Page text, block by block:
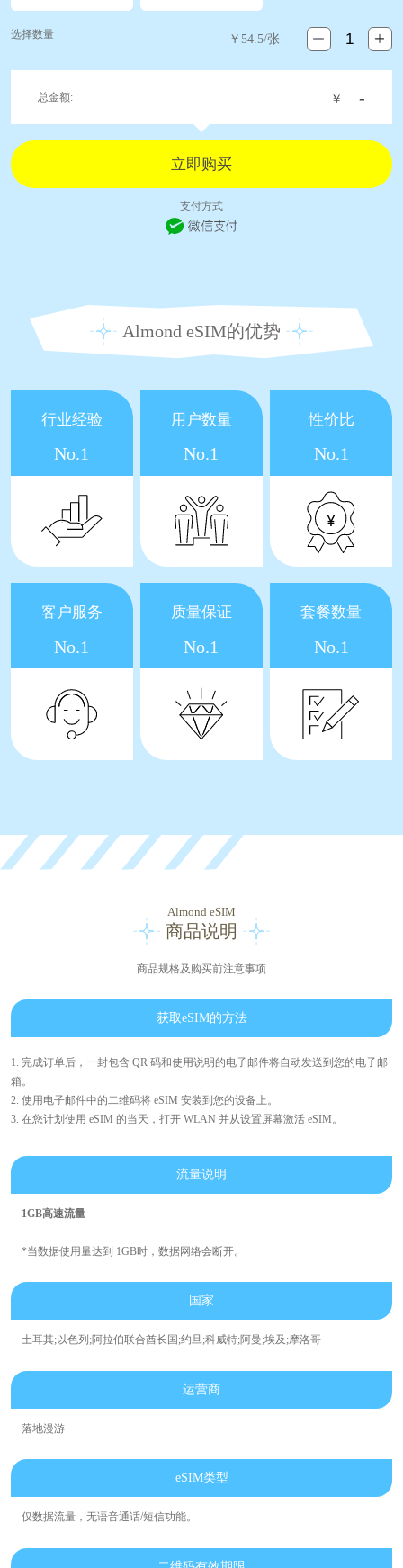
选择数量 ￥ 54.5/张
总金额: ￥ -
支付方式
Almond eSIM的优势
行业经验
No.1
用户数量
No.1
性价比
No.1
客户服务
No.1
质量保证
No.1
套餐数量
No.1
Almond eSIM
商品说明
商品规格及购买前注意事项
获取eSIM的方法
1. 完成订单后，一封包含 QR 码和使用说明的电子邮件将自动发送到您的电子邮
箱。
2. 使用电子邮件中的二维码将 eSIM 安装到您的设备上。
3. 在您计划使用 eSIM 的当天，打开 WLAN 并从设置屏幕激活 eSIM。
流量说明
1GB高速流量
*当数据使用量达到 1GB时，数据网络会断开。
国家
土耳其;以色列;阿拉伯联合酋长国;约旦;科威特;阿曼;埃及;摩洛哥
运营商
落地漫游
eSIM类型
仅数据流量，无语音通话/短信功能。